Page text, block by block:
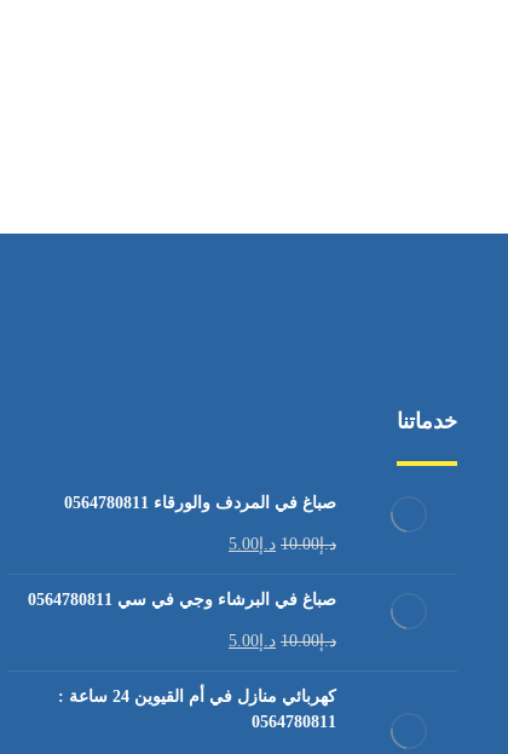
خدماتنا
صباغ في المردف والورقاء 0564780811
د.إ10.00 د.إ 5.00
صباغ في البرشاء وجي في سي 0564780811
د.إ10.00 د.إ 5.00
كهربائي منازل في أم القيوين 24 ساعة :
0564780811